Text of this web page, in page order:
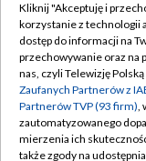
Abonament TVP
Emisja w TVP
Centrum
Naziemna
Kliknij "Akceptuję i
korzystanie z technologii
dostęp do informacji na
przechowywanie oraz na
nas, czyli Telewizję
Zaufanych Partnerów z
Partnerów TVP (93 firm),
zautomatyzowanego
mierzenia ich
także zgody na